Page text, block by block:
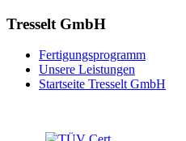
Tresselt GmbH
Fertigungsprogramm
Unsere Leistungen
Startseite Tresselt GmbH